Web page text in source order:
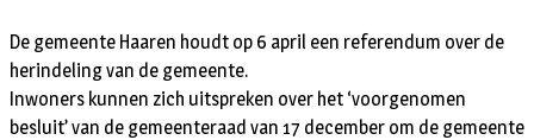
De gemeente Haaren houdt op 6 april een referendum over de
herindeling van de gemeente.
Inwoners kunnen zich uitspreken over het ‘voorgenomen
besluit’ van de gemeenteraad van 17 december om de gemeente